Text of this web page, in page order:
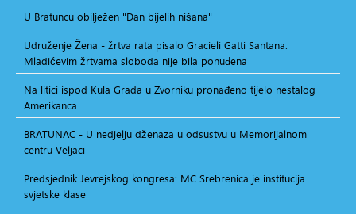
U Bratuncu obilježen "Dan bijelih nišana"
Udruženje Žena - žrtva rata pisalo Gracieli Gatti Santana:
Mladićevim žrtvama sloboda nije bila ponuđena
Na litici ispod Kula Grada u Zvorniku pronađeno tijelo nestalog
Amerikanca
BRATUNAC - U nedjelju dženaza u odsustvu u Memorijalnom
centru Veljaci
Predsjednik Jevrejskog kongresa: MC Srebrenica je institucija
svjetske klase